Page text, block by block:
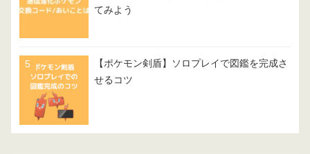
てみよう
【ポケモン剣盾】ソロプレイで図鑑を完成さ
せるコツ